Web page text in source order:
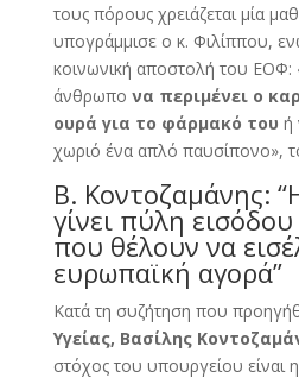
τους πόρους χρειάζεται μία
υπογράμμισε ο κ. Φιλίππου,
κοινωνική αποστολή του
άνθρωπο να περιμένει ο
ουρά για το φάρμακό του ή
χωριό ένα απλό παυσίπονο»,
Β. Κοντοζαμάνης:
γίνει πύλη
που θέλουν να
ευρωπαϊκή αγορά”
Κατά τη συζήτηση που
Υγείας, Βασίλης
στόχος του υπουργείου είναι